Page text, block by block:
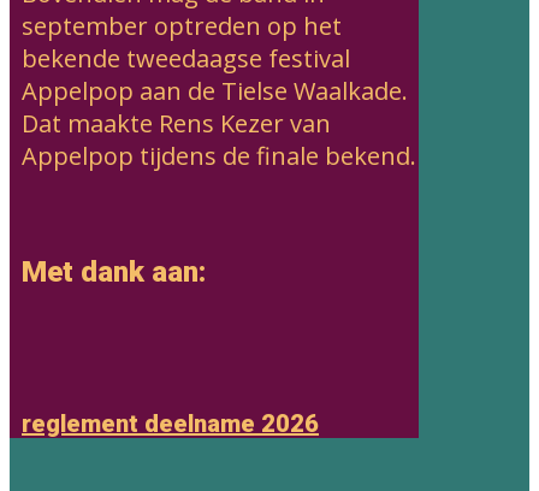
september optreden op het
bekende tweedaagse festival
Appelpop aan de Tielse Waalkade.
Dat maakte Rens Kezer van
Appelpop tijdens de finale bekend.
Met dank aan:
reglement deelname 2026